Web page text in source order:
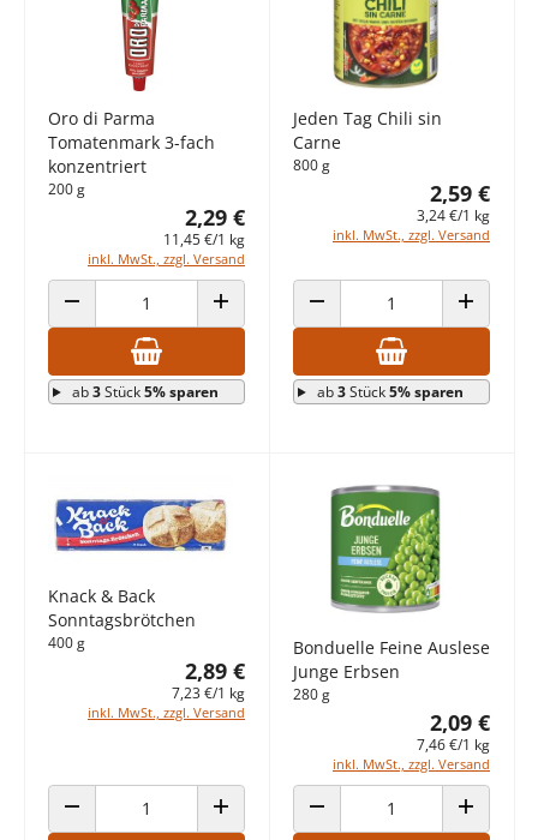
Oro di Parma
Tomatenmark 3-fach
konzentriert
200 g
2,29 €
11,45 €/1 kg
inkl. MwSt., zzgl. Versand
ANZAHL VERRINGERN ANZAHL ERHÖHEN
ab3Stück5% sparen
Jeden Tag Chili sin
Carne
800 g
2,59 €
3,24 €/1 kg
inkl. MwSt., zzgl. Versand
ANZAHL VERRINGERN ANZAHL
ab3Stück5% sparen
Knack & Back
Sonntagsbrötchen
400 g
2,89 €
7,23 €/1 kg
inkl. MwSt., zzgl. Versand
ANZAHL VERRINGERN ANZAHL ERHÖHEN
Bonduelle Feine Auslese
Junge Erbsen
280 g
2,09 €
7,46 €/1 kg
inkl. MwSt., zzgl. Versand
ANZAHL VERRINGERN ANZAHL